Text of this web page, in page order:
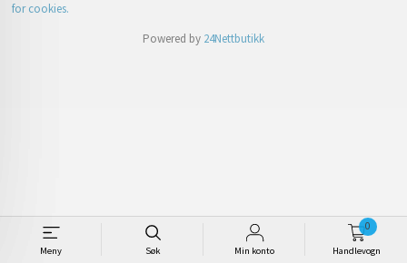
Meny Søk Min konto Handlevogn
0
for cookies.
Powered by 24Nettbutikk